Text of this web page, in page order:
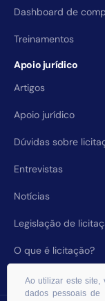
Dashboard de
Treinamentos
Apoio jurídico
Artigos
Apoio jurídico
Dúvidas sobre
Entrevistas
Notícias
Legislação de
O que é licitação?
Ao utilizar este site,
dados pessoais